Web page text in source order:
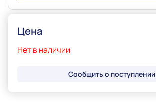
Цена
Нет в наличии
Сообщить о поступлении